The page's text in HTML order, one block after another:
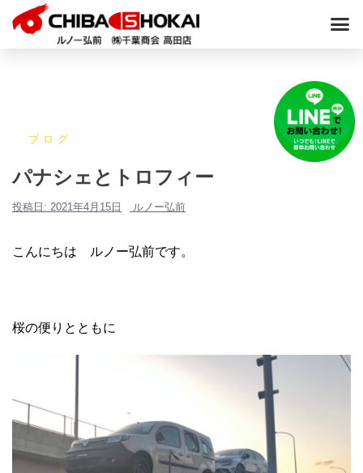
ブログ
パナシェとトロフィー
投稿日: 2021年4月15日 ルノー弘前
こんにちは ルノー弘前です。
桜の便りとともに